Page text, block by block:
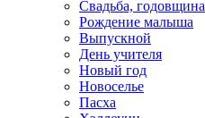
Свадьба, годовщина
Рождение малыша
Выпускной
День учителя
Новый год
Новоселье
Пасха